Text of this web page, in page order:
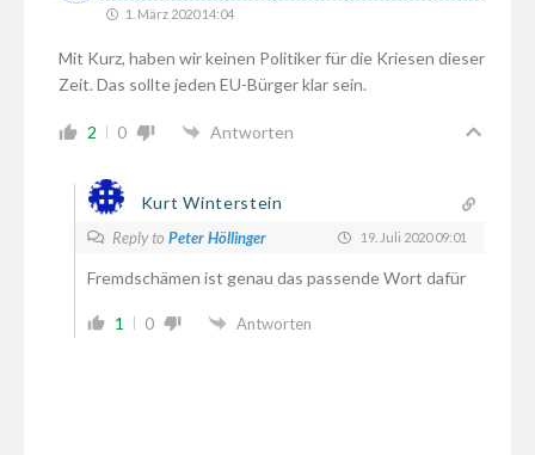
1. März 2020 14:04
Mit Kurz, haben wir keinen Politiker für die Kriesen dieser
Zeit. Das sollte jeden EU-Bürger klar sein.
2 0 Antworten
Kurt Winterstein
Reply to Peter Höllinger 19. Juli 2020 09:01
Fremdschämen ist genau das passende Wort dafür
1 0 Antworten